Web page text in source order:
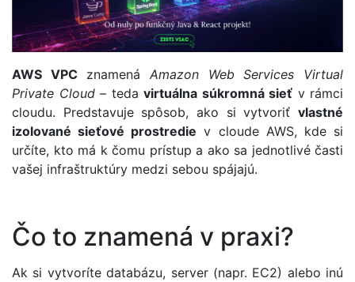
AWS VPCznamenáAmazon Web Services Virtual
Private Cloud– teda virtuálna súkromná sieť v rámci
cloudu. Predstavuje spôsob, ako si vytvoriť vlastné
izolované sieťové prostredie v cloude AWS, kde si
určíte, kto má k čomu prístup a ako sa jednotlivé časti
vašej infraštruktúry medzi sebou spájajú.
Čo to znamená v praxi?
Ak si vytvoríte databázu, server (napr. EC2) alebo inú